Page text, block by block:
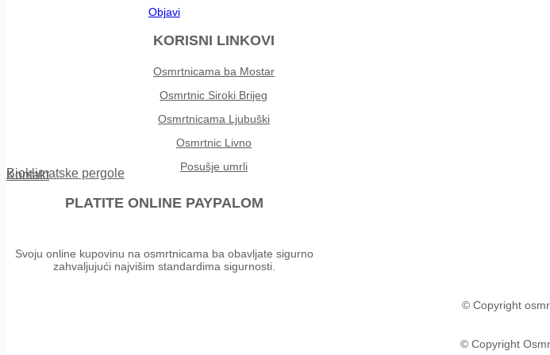
Objavi
KORISNI LINKOVI
Osmrtnicama ba Mostar
Osmrtnic Siroki Brijeg
Osmrtnicama Ljubuški
Osmrtnic Livno
Posušje umrli
Kontakt
Bioklimatske pergole
PLATITE ONLINE PAYPALOM
Svoju online kupovinu na osmrtnicama ba obavljate sigurno
zahvaljujući najvišim standardima sigurnosti.
© Copyright
© Copyright